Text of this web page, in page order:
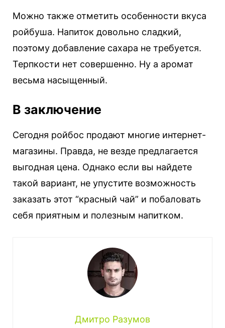
Можно также отметить особенности вкуса
ройбуша. Напиток довольно сладкий,
поэтому добавление сахара не требуется.
Терпкости нет совершенно. Ну а аромат
весьма насыщенный.
В заключение
Сегодня ройбос продают многие интернет-
магазины. Правда, не везде предлагается
выгодная цена. Однако если вы найдете
такой вариант, не упустите возможность
заказать этот “красный чай” и побаловать
себя приятным и полезным напитком.
Дмитро Разумов